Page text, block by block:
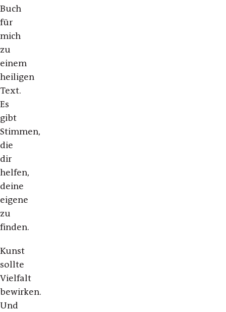
Buch
für
mich
zu
einem
heiligen
Text.
Es
gibt
Stimmen,
die
dir
helfen,
deine
eigene
zu
finden.
Kunst
sollte
Vielfalt
bewirken.
Und